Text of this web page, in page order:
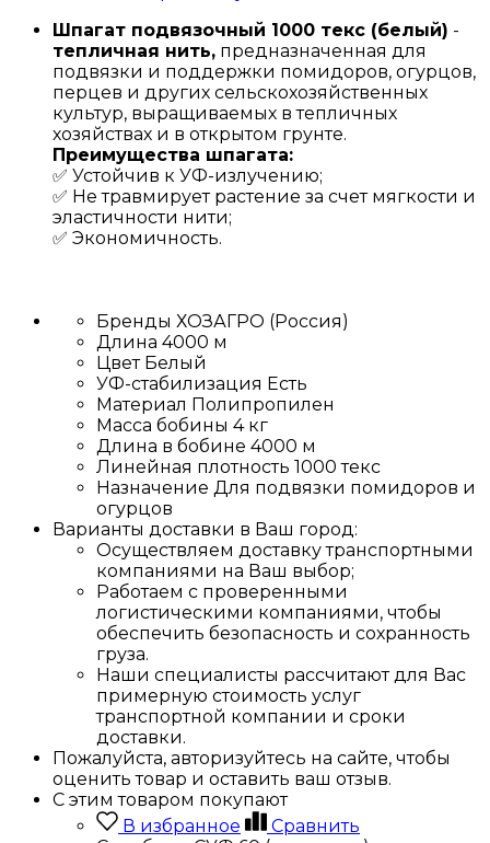
Шпагат подвязочный 1000 текс (белый) -
тепличная нить, предназначенная для
подвязки и поддержки помидоров, огурцов,
перцев и других сельскохозяйственных
культур, выращиваемых в тепличных
хозяйствах и в открытом грунте.
Преимущества шпагата:
✅ Устойчив к УФ-излучению;
✅ Не травмирует растение за счет мягкости и
эластичности нити;
✅ Экономичность.
Бренды ХОЗАГРО (Россия)
Длина 4000 м
Цвет Белый
УФ-стабилизация Есть
Материал Полипропилен
Масса бобины 4 кг
Длина в бобине 4000 м
Линейная плотность 1000 текс
Назначение Для подвязки помидоров и
огурцов
Варианты доставки в Ваш город:
Осуществляем доставку транспортными
компаниями на Ваш выбор;
Работаем с проверенными
логистическими компаниями, чтобы
обеспечить безопасность и сохранность
груза.
Наши специалисты рассчитают для Вас
примерную стоимость услуг
транспортной компании и сроки
доставки.
Пожалуйста, авторизуйтесь на сайте, чтобы
оценить товар и оставить ваш отзыв.
С этим товаром покупают
В избранное
Сравнить